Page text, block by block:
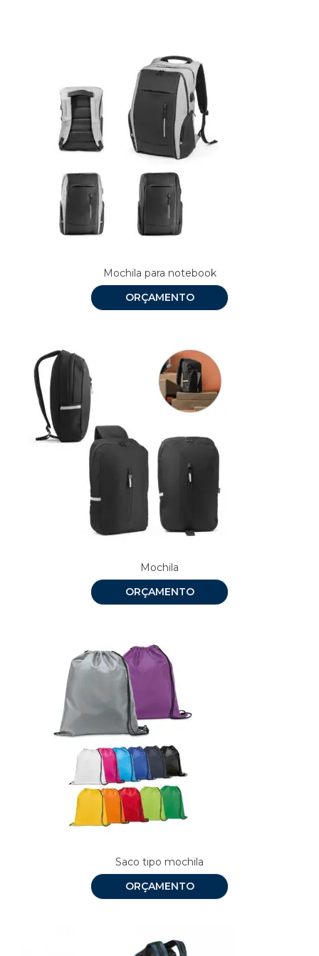
Mochila para notebook
ORÇAMENTO
Mochila
ORÇAMENTO
Saco tipo mochila
ORÇAMENTO